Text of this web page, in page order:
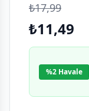
₺17,99
₺11,49
%2 Havale